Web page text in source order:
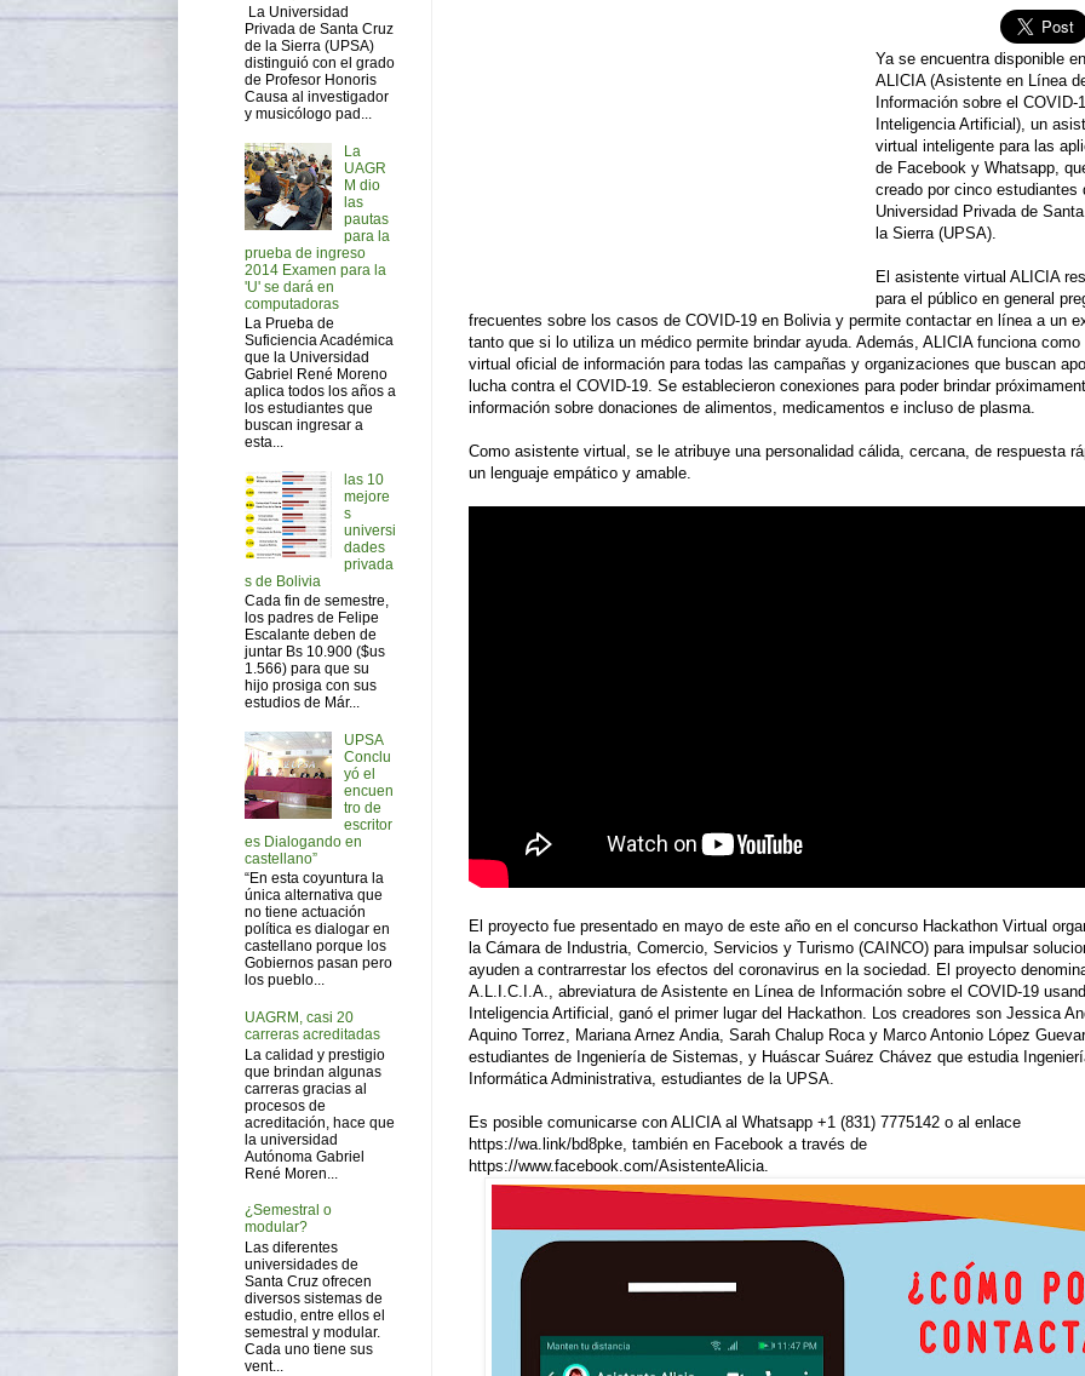
Ya se encuentra disponible
ALICIA (Asistente en Línea
Información sobre el COVID-
Inteligencia Artificial), un
virtual inteligente para las
de Facebook y Whatsapp,
creado por cinco estudiantes
Universidad Privada de
la Sierra (UPSA).
El asistente virtual ALICIA
para el público en general
frecuentes sobre los casos de COVID-19 en Bolivia y permite contactar en línea a un
tanto que si lo utiliza un médico permite brindar ayuda. Además, ALICIA funciona
virtual oficial de información para todas las campañas y organizaciones que buscan
lucha contra el COVID-19. Se establecieron conexiones para poder brindar
información sobre donaciones de alimentos, medicamentos e incluso de plasma.
Como asistente virtual, se le atribuye una personalidad cálida, cercana, de respuesta
un lenguaje empático y amable.
El proyecto fue presentado en mayo de este año en el concurso Hackathon Virtual
la Cámara de Industria, Comercio, Servicios y Turismo (CAINCO) para impulsar
ayuden a contrarrestar los efectos del coronavirus en la sociedad. El proyecto
A.L.I.C.I.A., abreviatura de Asistente en Línea de Información sobre el COVID-19
Inteligencia Artificial, ganó el primer lugar del Hackathon. Los creadores son Jessica
Aquino Torrez, Mariana Arnez Andia, Sarah Chalup Roca y Marco Antonio López
estudiantes de Ingeniería de Sistemas, y Huáscar Suárez Chávez que estudia
Informática Administrativa, estudiantes de la UPSA.
Es posible comunicarse con ALICIA al Whatsapp +1 (831) 7775142 o al enlace
https://wa.link/bd8pke, también en Facebook a través de
https://www.facebook.com/AsistenteAlicia.
La Universidad
Privada de Santa Cruz
de la Sierra (UPSA)
distinguió con el grado
de Profesor Honoris
Causa al investigador
y musicólogo pad...
La
UAGR
M dio
las
pautas
para la
prueba de ingreso
2014 Examen para la
'U' se dará en
computadoras
La Prueba de
Suficiencia Académica
que la Universidad
Gabriel René Moreno
aplica todos los años a
los estudiantes que
buscan ingresar a
esta...
las 10
mejore
s
universi
dades
privada
s de Bolivia
Cada fin de semestre,
los padres de Felipe
Escalante deben de
juntar Bs 10.900 ($us
1.566) para que su
hijo prosiga con sus
estudios de Már...
UPSA
Conclu
yó el
encuen
tro de
escritor
es Dialogando en
castellano”
“En esta coyuntura la
única alternativa que
no tiene actuación
política es dialogar en
castellano porque los
Gobiernos pasan pero
los pueblo...
UAGRM, casi 20
carreras acreditadas
La calidad y prestigio
que brindan algunas
carreras gracias al
procesos de
acreditación, hace que
la universidad
Autónoma Gabriel
René Moren...
¿Semestral o
modular?
Las diferentes
universidades de
Santa Cruz ofrecen
diversos sistemas de
estudio, entre ellos el
semestral y modular.
Cada uno tiene sus
vent...